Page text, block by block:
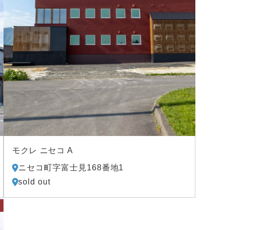
モクレ ニセコ A
ニセコ町字富士見168番地1
sold out